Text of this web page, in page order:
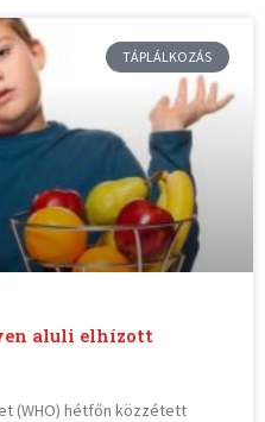
TÁPLÁLKOZÁS
aluli elhízott
(WHO) hétfőn közzétett